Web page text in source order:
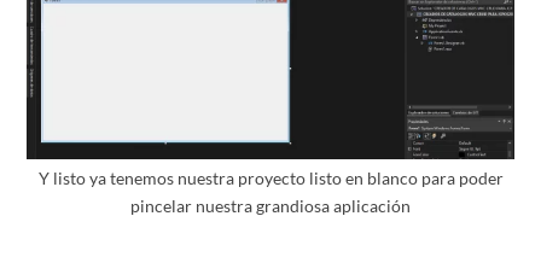
Y listo ya tenemos nuestra proyecto listo en blanco para poder
pincelar nuestra grandiosa aplicación